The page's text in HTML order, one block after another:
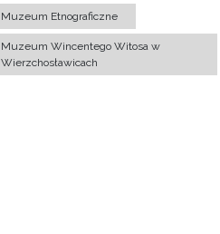
Muzeum Etnograficzne
Muzeum Wincentego Witosa w
Wierzchosławicach